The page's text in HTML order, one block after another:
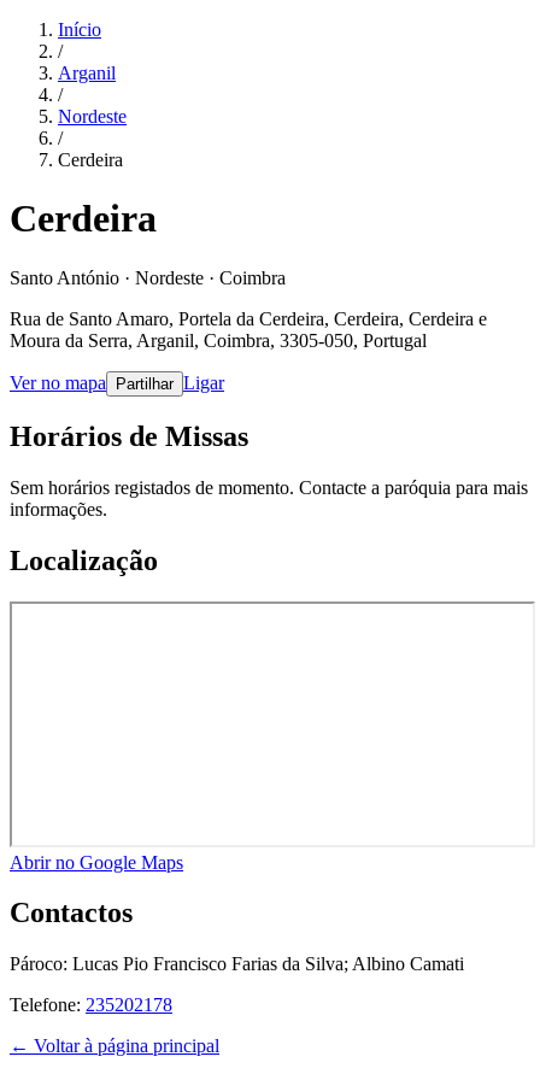
Início
/
Arganil
/
Nordeste
/
Cerdeira
Cerdeira
Santo António · Nordeste · Coimbra
Rua de Santo Amaro, Portela da Cerdeira, Cerdeira, Cerdeira e
Moura da Serra, Arganil, Coimbra, 3305-050, Portugal
Ver no mapa Partilhar Ligar
Horários de Missas
Sem horários registados de momento. Contacte a paróquia para mais
informações.
Localização
Abrir no Google Maps
Contactos
Pároco: Lucas Pio Francisco Farias da Silva; Albino Camati
Telefone: 235202178
← Voltar à página principal